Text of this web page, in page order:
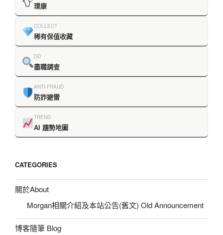
璞康
COLLECT
稀有保值收藏
DD
盡職調查
ANTI-FRAUD
防詐避雷
TREND
AI 趨勢地圖
CATEGORIES
關於About
Morgan相關介紹及本站公告(舊文) Old Announcement
博客隨筆 Blog